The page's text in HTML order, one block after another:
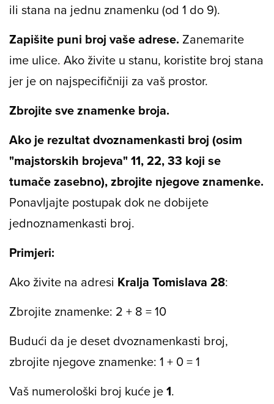
ili stana na jednu znamenku (od 1 do 9).
Zapišite puni broj vaše adrese. Zanemarite
ime ulice. Ako živite u stanu, koristite broj stana
jer je on najspecifičniji za vaš prostor.
Zbrojite sve znamenke broja.
Ako je rezultat dvoznamenkasti broj (osim
"majstorskih brojeva" 11, 22, 33 koji se
tumače zasebno), zbrojite njegove znamenke.
Ponavljajte postupak dok ne dobijete
jednoznamenkasti broj.
Primjeri:
Ako živite na adresi Kralja Tomislava 28:
Zbrojite znamenke: 2 + 8 = 10
Budući da je deset dvoznamenkasti broj,
zbrojite njegove znamenke: 1 + 0 = 1
Vaš numerološki broj kuće je1.